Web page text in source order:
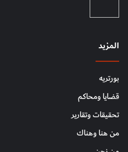
المزيد
بورتريه
قضايا ومحاكم
تحقيقات وتقارير
من هنا وهناك